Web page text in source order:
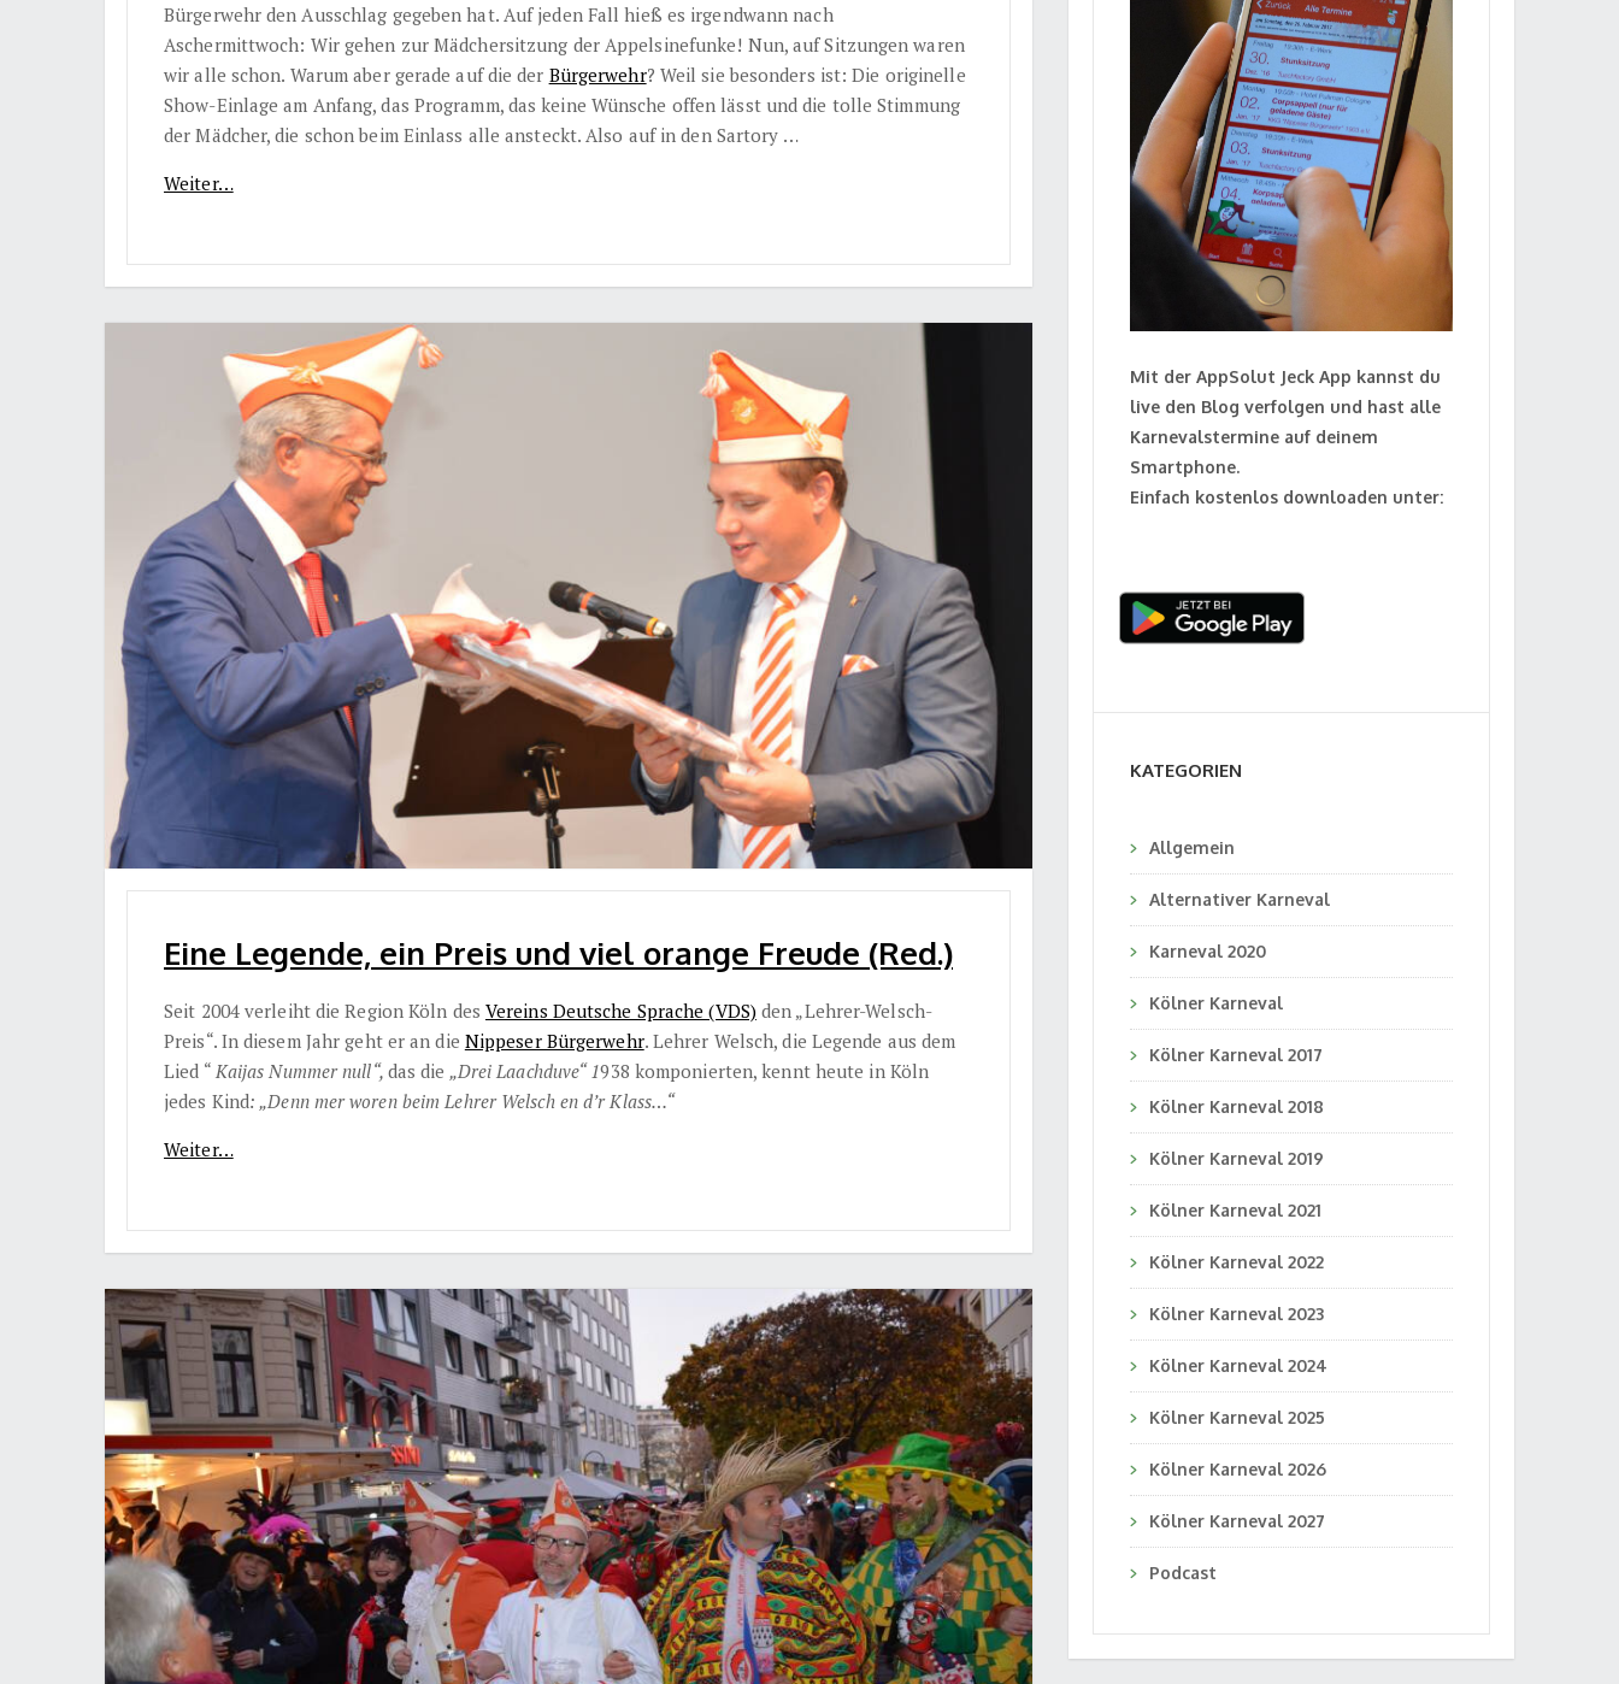
Bürgerwehr den Ausschlag gegeben hat. Auf jeden Fall hieß es irgendwann nach
Aschermittwoch: Wir gehen zur Mädchersitzung der Appelsinefunke! Nun, auf Sitzungen waren
wir alle schon. Warum aber gerade auf die der Bürgerwehr? Weil sie besonders ist: Die originelle
Show-Einlage am Anfang, das Programm, das keine Wünsche offen lässt und die tolle Stimmung
der Mädcher, die schon beim Einlass alle ansteckt. Also auf in den Sartory …
Weiter…
Eine Legende, ein Preis und viel orange Freude (Red.)
Seit 2004 verleiht die Region Köln des Vereins Deutsche Sprache (VDS)den „Lehrer-Welsch-
Preis“. In diesem Jahr geht er an die Nippeser Bürgerwehr. Lehrer Welsch, die Legende aus dem
Lied “ Kaijas Nummer null“, das die „Drei Laachduve“ 1938 komponierten, kennt heute in Köln
jedes Kind: „Denn mer woren beim Lehrer Welsch en d’r Klass…“
Weiter…
Mit der AppSolut Jeck App kannst du
live den Blog verfolgen und hast alle
Karnevalstermine auf deinem
Smartphone.
Einfach kostenlos downloaden unter:
KATEGORIEN
Allgemein
Alternativer Karneval
Karneval 2020
Kölner Karneval
Kölner Karneval 2017
Kölner Karneval 2018
Kölner Karneval 2019
Kölner Karneval 2021
Kölner Karneval 2022
Kölner Karneval 2023
Kölner Karneval 2024
Kölner Karneval 2025
Kölner Karneval 2026
Kölner Karneval 2027
Podcast